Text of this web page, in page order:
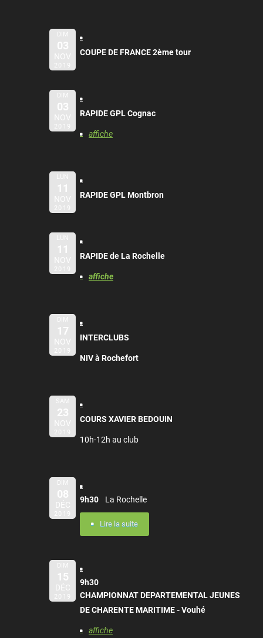
DIM
03
NOV
2019
COUPE DE FRANCE 2ème tour
DIM
03
NOV
2019
RAPIDE GPL Cognac
affiche
LUN
11
NOV
2019
RAPIDE GPL Montbron
LUN
11
NOV
2019
RAPIDE de La Rochelle
affiche
DIM
17
NOV
2019
INTERCLUBS
NIV à Rochefort
SAM
23
NOV
2019
COURS XAVIER BEDOUIN
10h-12h au club
DIM
08
DÉC
2019
9h30 La Rochelle
Lire la suite
DIM
15
DÉC
2019
9h30
CHAMPIONNAT DEPARTEMENTAL JEUNES
DE CHARENTE MARITIME - Vouhé
affiche